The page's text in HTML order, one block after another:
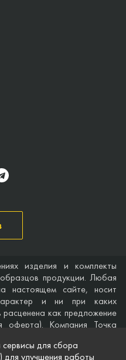
изделия и комплекты
продукции. Любая
настоящем сайте, носит
и ни при каких
как предложение
оферта). Компания Точка
на веб-сайте, а также по
для сбора
для улучшения работы